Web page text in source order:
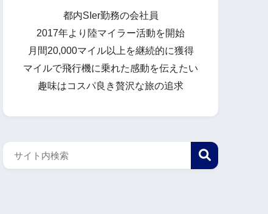
都内SIer勤務の会社員
2017年より陸マイラー活動を開始
月間20,000マイル以上を継続的に獲得
マイルで飛行機に乗れた感動を伝えたい
趣味はコスパ良き贅沢な旅の追求